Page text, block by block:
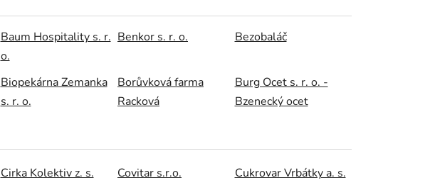
Baum Hospitality s. r.
o.
Benkor s. r. o. Bezobaláč
Biopekárna Zemanka
s. r. o.
Borůvková farma
Racková
Burg Ocet s. r. o. -
Bzenecký ocet
Cirka Kolektiv z. s. Covitar s.r.o. Cukrovar Vrbátky a. s.